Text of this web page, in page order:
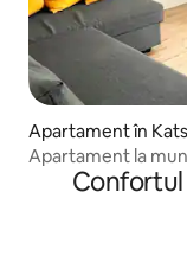
Apartament în
Apartament la
Confortul